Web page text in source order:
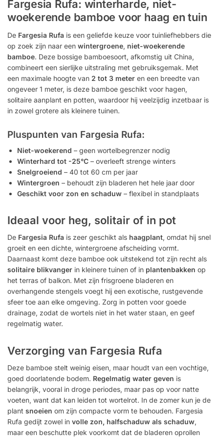
Fargesia Rufa: winterharde, niet-
woekerende bamboe voor haag en tuin
De Fargesia Rufa is een geliefde keuze voor tuinliefhebbers die
op zoek zijn naar een wintergroene, niet-woekerende
bamboe. Deze bossige bamboesoort, afkomstig uit China,
combineert een sierlijke uitstraling met gebruiksgemak. Met
een maximale hoogte van 2 tot 3 meter en een breedte van
ongeveer 1 meter, is deze bamboe geschikt voor hagen,
solitaire aanplant en potten, waardoor hij veelzijdig inzetbaar is
in zowel grotere als kleinere tuinen.
Pluspunten van Fargesia Rufa:
Niet-woekerend – geen wortelbegrenzer nodig
Winterhard tot -25°C – overleeft strenge winters
Snelgroeiend – 40 tot 60 cm per jaar
Wintergroen – behoudt zijn bladeren het hele jaar door
Geschikt voor zon en schaduw – flexibel in standplaats
Ideaal voor heg, solitair of in pot
De Fargesia Rufa is zeer geschikt als haagplant, omdat hij snel
groeit en een dichte, wintergroene afscheiding vormt.
Daarnaast komt deze bamboe ook uitstekend tot zijn recht als
solitaire blikvanger in kleinere tuinen of in plantenbakken op
het terras of balkon. Met zijn frisgroene bladeren en
overhangende stengels voegt hij een exotische, rustgevende
sfeer toe aan elke omgeving. Zorg in potten voor goede
drainage, zodat de wortels niet in het water staan, en geef
regelmatig water.
Verzorging van Fargesia Rufa
Deze bamboe stelt weinig eisen, maar houdt van een vochtige,
goed doorlatende bodem. Regelmatig water geven is
belangrijk, vooral in droge periodes, maar pas op voor natte
voeten, want dat kan leiden tot wortelrot. In de zomer kun je de
plant snoeien om zijn compacte vorm te behouden. Fargesia
Rufa gedijt zowel in volle zon, halfschaduw als schaduw,
maar een beschutte plek voorkomt dat de bladeren oprollen